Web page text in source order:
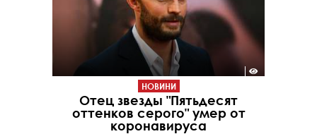
НОВИНИ
Отец звезды "Пятьдесят
оттенков серого" умер от
коронавируса